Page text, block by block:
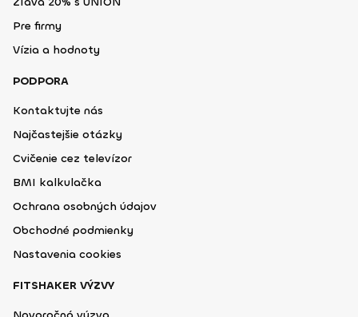
Pre firmy
Vízia a hodnoty
PODPORA
Kontaktujte nás
Najčastejšie otázky
Cvičenie cez televízor
BMI kalkulačka
Ochrana osobných údajov
Obchodné podmienky
Nastavenia cookies
FITSHAKER VÝZVY